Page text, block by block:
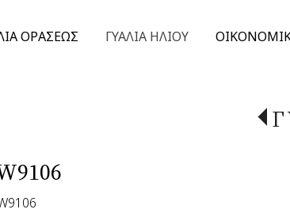
ΟΡΑΣΕΩΣ ΓΥΑΛΙΑ ΗΛΙΟΥ